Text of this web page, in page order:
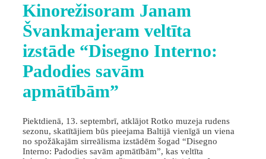
Kinorežisoram Janam
Švankmajeram veltīta
izstāde “Disegno Interno:
Padodies savām
apmātībām”
Piektdienā, 13. septembrī, atklājot Rotko muzeja rudens
sezonu, skatītājiem būs pieejama Baltijā vienīgā un viena
no spožākajām sirreālisma izstādēm šogad “Disegno
Interno: Padodies savām apmātībām”, kas veltīta